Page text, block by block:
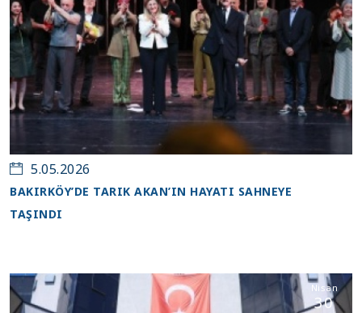
5.05.2026
BAKIRKÖY’DE TARIK AKAN’IN HAYATI SAHNEYE
TAŞINDI
Nisan
30